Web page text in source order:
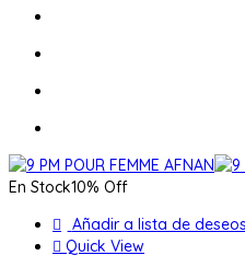
En Stock10% Off
Añadir a lista de deseos
Quick View